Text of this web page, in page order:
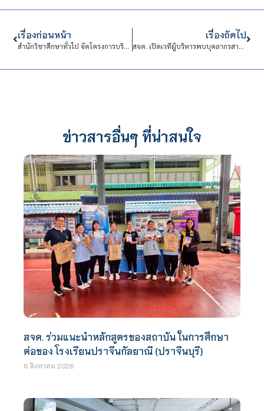
เรื่องก่อนหน้า
สำนักวิชาศึกษาทั่วไป จัดโครงการบริการวิชาการ เสริมศักยภาพครูและนักเรียนโรงเรียน ตชด.
เรื่องถัดไป
สจด. เปิดเวทีผู้บริหารพบบุคลากรสายสนับสนุน ส่งต่อนโยบายใหม่พัฒนาสถาบันใน 4 ปี
ข่าวสารอื่นๆ ที่น่าสนใจ
สจด. ร่วมแนะนำหลักสูตรของสถาบัน ในการศึกษา
ต่อของ โรงเรียนปราจีนกัลยาณี (ปราจีนบุรี)
6 สิงหาคม 2026